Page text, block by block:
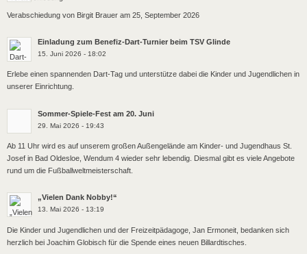
Verabschiedung von Birgit Brauer am 25, September 2026
Einladung zum Benefiz-Dart-Turnier beim TSV Glinde
15. Juni 2026 - 18:02
Erlebe einen spannenden Dart-Tag und unterstütze dabei die Kinder und Jugendlichen in
unserer Einrichtung.
Sommer-Spiele-Fest am 20. Juni
29. Mai 2026 - 19:43
Ab 11 Uhr wird es auf unserem großen Außengelände am Kinder- und Jugendhaus St.
Josef in Bad Oldesloe, Wendum 4 wieder sehr lebendig. Diesmal gibt es viele Angebote
rund um die Fußballweltmeisterschaft.
„Vielen Dank Nobby!“
13. Mai 2026 - 13:19
Die Kinder und Jugendlichen und der Freizeitpädagoge, Jan Ermoneit, bedanken sich
herzlich bei Joachim Globisch für die Spende eines neuen Billardtisches.